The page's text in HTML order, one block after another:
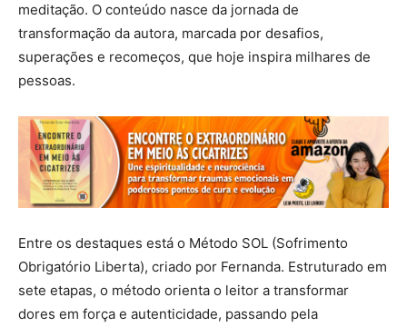
meditação. O conteúdo nasce da jornada de
transformação da autora, marcada por desafios,
superações e recomeços, que hoje inspira milhares de
pessoas.
Entre os destaques está o Método SOL (Sofrimento
Obrigatório Liberta), criado por Fernanda. Estruturado em
sete etapas, o método orienta o leitor a transformar
dores em força e autenticidade, passando pela